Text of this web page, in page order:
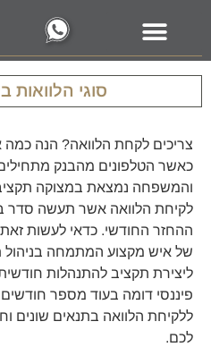
סוגי
צריכים לקחת הלוואה? הנה כמה
כאשר הטלפונים מהבנק
והמשפחה נמצאת במצוקה
לקיחת הלוואה אשר תעשה סדר
ההחזר החודשי. כדאי לעשות זאת
של איש מקצוע המתמחה
ליצירת תקציב להתנהלות
פיננסי דומה בעוד מספר
ללקיחת הלוואה בתנאים שונים
לכם.